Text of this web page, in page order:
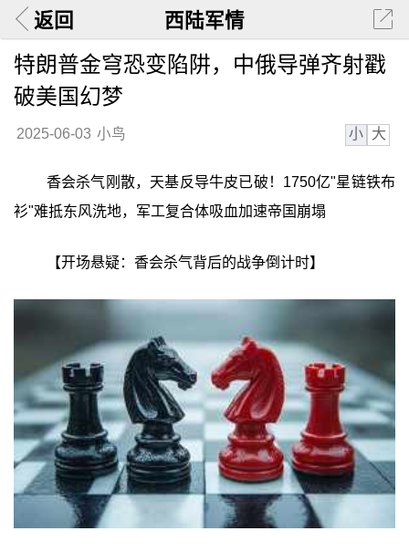
返回 西陆军情
特朗普金穹恐变陷阱，中俄导弹齐射戳
破美国幻梦
2025-06-03 小鸟 小 大
香会杀气刚散，天基反导牛皮已破！1750亿"星链铁布
衫"难抵东风洗地，军工复合体吸血加速帝国崩塌
【开场悬疑：香会杀气背后的战争倒计时】